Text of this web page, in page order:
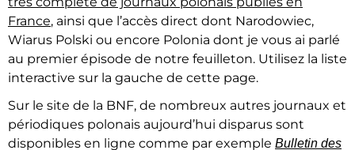
France, ainsi que l’accès direct dont Narodowiec,
Wiarus Polski ou encore Polonia dont je vous ai parlé
au premier épisode de notre feuilleton. Utilisez la liste
interactive sur la gauche de cette page.
Sur le site de la BNF, de nombreux autres journaux et
périodiques polonais aujourd’hui disparus sont
disponibles en ligne comme par exemple Bulletin des